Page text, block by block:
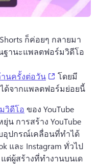
ก็ค่อยๆ กลายมา
ฐานะแพลตฟอร์มวิดีโอ
นครั้งต่อวัน
(opens in a
โดยมี
ได้จากแพลตฟอร์มย่อยนี้
วิดีโอ ของ YouTube
ยุ่น การสร้าง YouTube
อุปกรณ์เคลื่อนที่ทำได้
และ Instagram ทั่วไป
แต่ผู้สร้างที่ทํางานบนเด